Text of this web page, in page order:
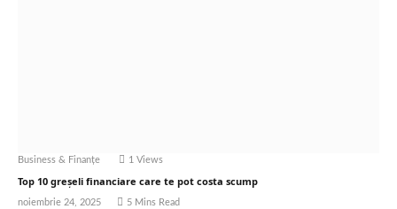
Business & Finanțe 1 Views
Top 10 greșeli financiare care te pot costa scump
noiembrie 24, 2025 5 Mins Read